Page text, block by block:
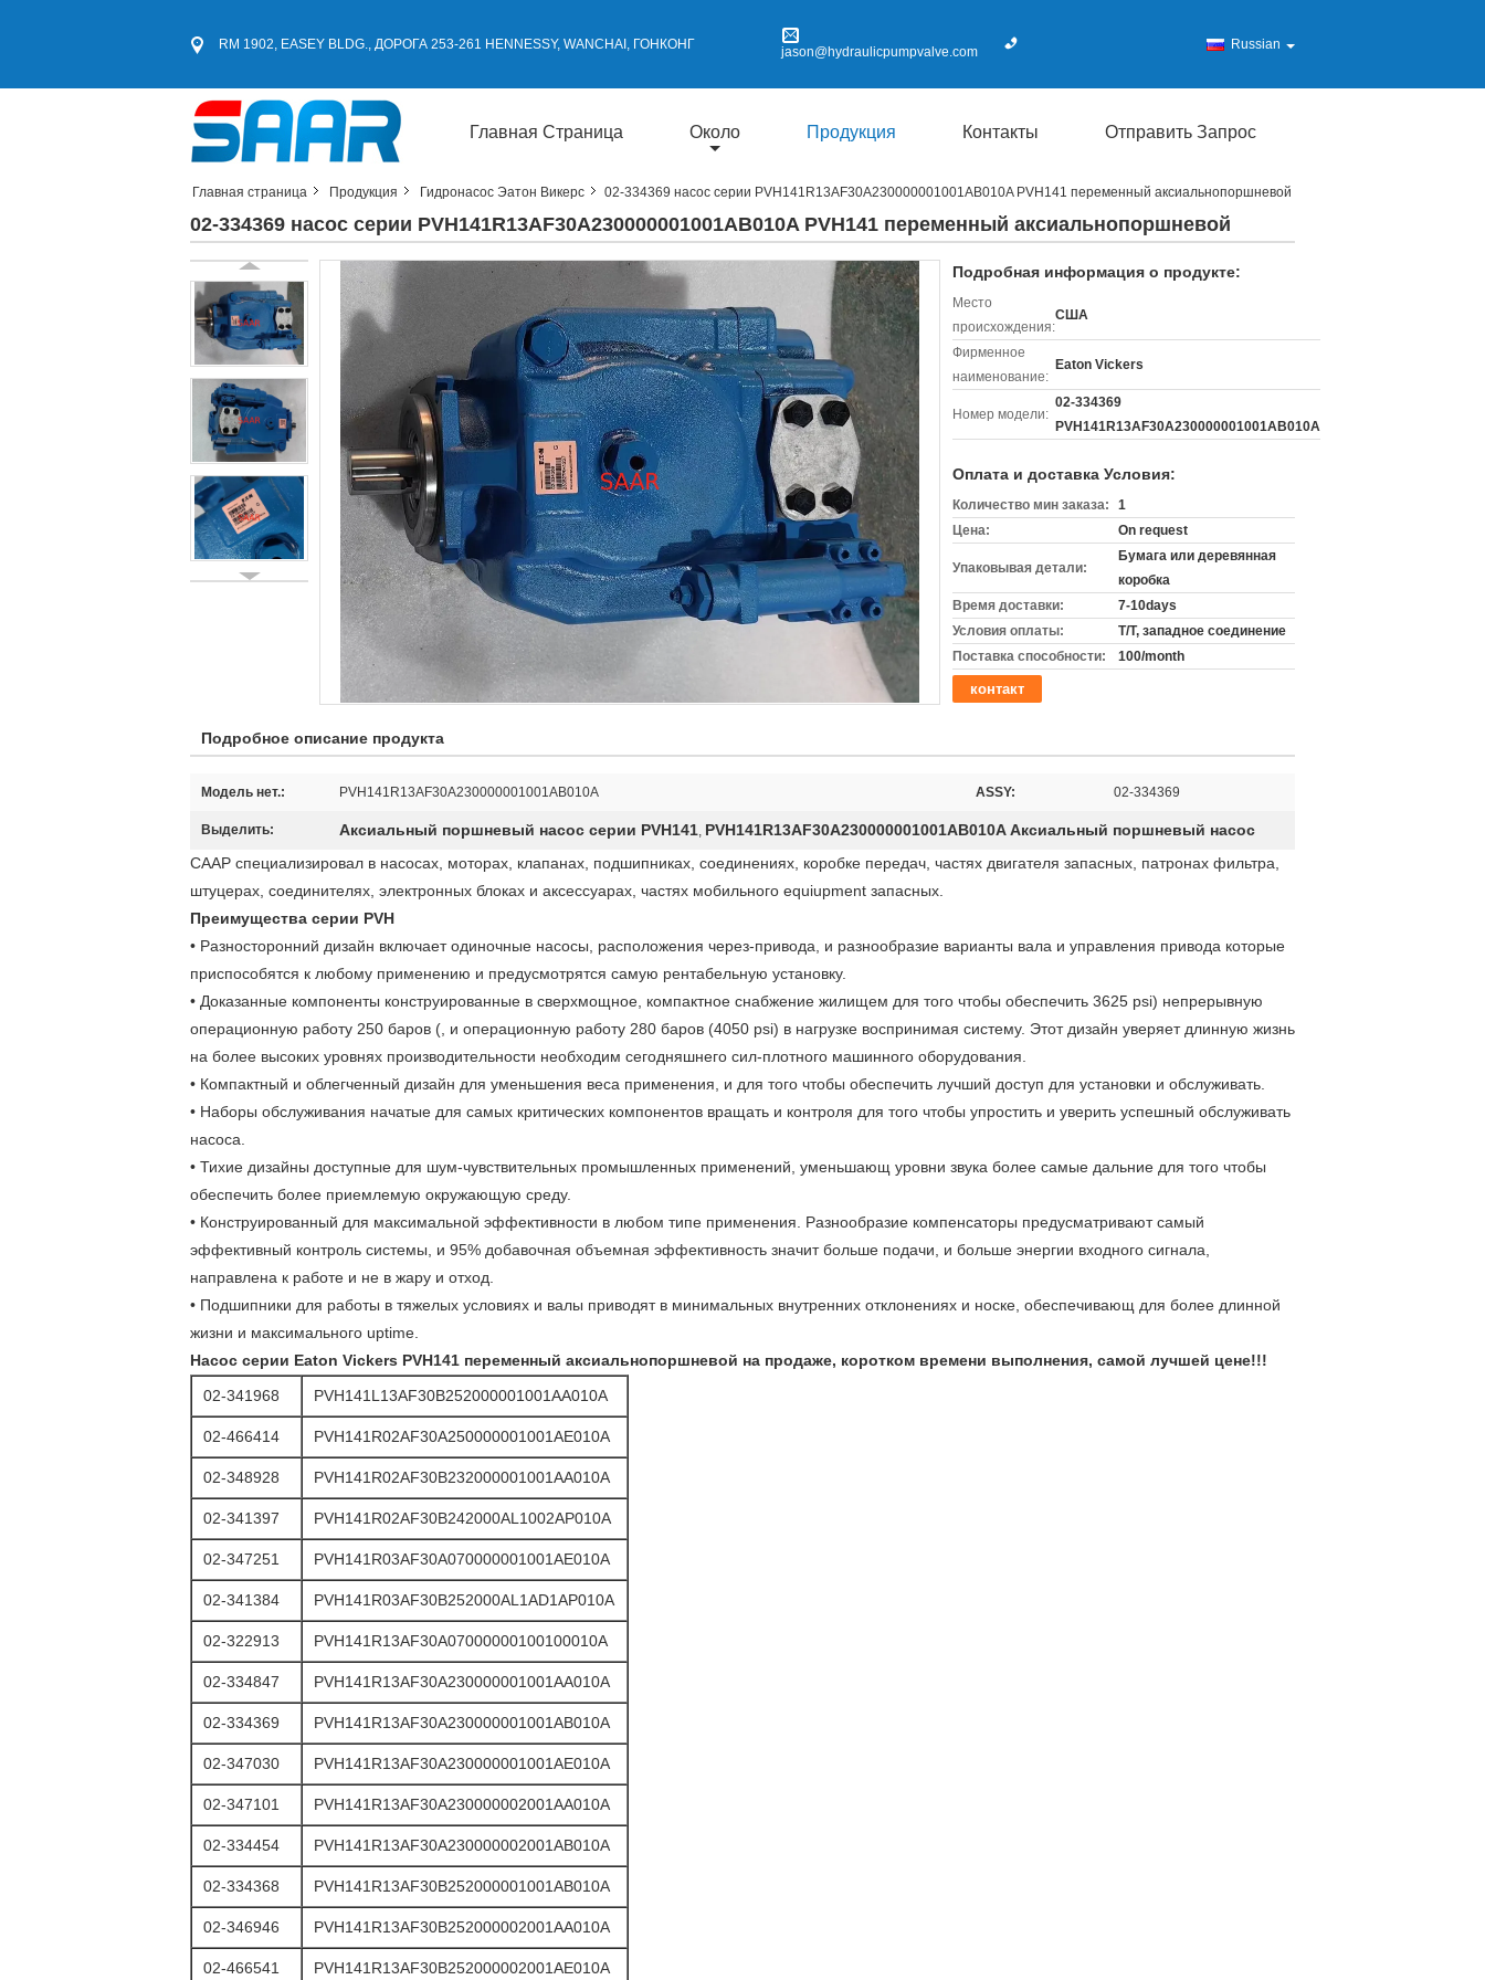
RM 1902, EASEY BLDG., ДОРОГА 253-261 HENNESSY, WANCHAI, ГОНКОНГ jason@hydraulicpumpvalve.com Russian
Главная Страница Около Продукция Контакты Отправить Запрос
Главная страница Продукция Гидронасос Эатон Викерс 02-334369 насос серии PVH141R13AF30A230000001001AB010A PVH141 переменный аксиальнопоршневой
02-334369 насос серии PVH141R13AF30A230000001001AB010A PVH141 переменный аксиальнопоршневой
Подробная информация о продукте:
Место
происхождения:
США
Фирменное
наименование:
Eaton Vickers
Номер модели:
02-334369
PVH141R13AF30A230000001001AB010A
Оплата и доставка Условия:
Количество мин заказа:
1
Цена:
On request
Упаковывая детали:
Бумага или деревянная
коробка
Время доставки:
7-10days
Условия оплаты:
T/T, западное соединение
Поставка способности:
100/month
контакт
Подробное описание продукта
Модель нет.: PVH141R13AF30A230000001001AB010A ASSY: 02-334369
Выделить: Аксиальный поршневый насос серии PVH141, PVH141R13AF30A230000001001AB010A Аксиальный поршневый насос
СААР специализировал в насосах, моторах, клапанах, подшипниках, соединениях, коробке передач, частях двигателя запасных, патронах фильтра,
штуцерах, соединителях, электронных блоках и аксессуарах, частях мобильного equiupment запасных.
Преимущества серии PVH
• Разносторонний дизайн включает одиночные насосы, расположения через-привода, и разнообразие варианты вала и управления привода которые
приспособятся к любому применению и предусмотрятся самую рентабельную установку.
• Доказанные компоненты конструированные в сверхмощное, компактное снабжение жилищем для того чтобы обеспечить 3625 psi) непрерывную
операционную работу 250 баров (, и операционную работу 280 баров (4050 psi) в нагрузке воспринимая систему. Этот дизайн уверяет длинную жизнь
на более высоких уровнях производительности необходим сегодняшнего сил-плотного машинного оборудования.
• Компактный и облегченный дизайн для уменьшения веса применения, и для того чтобы обеспечить лучший доступ для установки и обслуживать.
• Наборы обслуживания начатые для самых критических компонентов вращать и контроля для того чтобы упростить и уверить успешный обслуживать
насоса.
• Тихие дизайны доступные для шум-чувствительных промышленных применений, уменьшающ уровни звука более самые дальние для того чтобы
обеспечить более приемлемую окружающую среду.
• Конструированный для максимальной эффективности в любом типе применения. Разнообразие компенсаторы предусматривают самый
эффективный контроль системы, и 95% добавочная объемная эффективность значит больше подачи, и больше энергии входного сигнала,
направлена к работе и не в жару и отход.
• Подшипники для работы в тяжелых условиях и валы приводят в минимальных внутренних отклонениях и носке, обеспечивающ для более длинной
жизни и максимального uptime.
Насос серии Eaton Vickers PVH141 переменный аксиальнопоршневой на продаже, коротком времени выполнения, самой лучшей цене!!!
02-341968
PVH141L13AF30B252000001001AA010A
02-466414 PVH141R02AF30A250000001001AE010A
02-348928 PVH141R02AF30B232000001001AA010A
02-341397 PVH141R02AF30B242000AL1002AP010A
02-347251 PVH141R03AF30A070000001001AE010A
02-341384 PVH141R03AF30B252000AL1AD1AP010A
02-322913 PVH141R13AF30A07000000100100010A
02-334847 PVH141R13AF30A230000001001AA010A
02-334369 PVH141R13AF30A230000001001AB010A
02-347030 PVH141R13AF30A230000001001AE010A
02-347101 PVH141R13AF30A230000002001AA010A
02-334454 PVH141R13AF30A230000002001AB010A
02-334368 PVH141R13AF30B252000001001AB010A
02-346946 PVH141R13AF30B252000002001AA010A
02-466541 PVH141R13AF30B252000002001AE010A